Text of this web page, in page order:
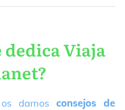
dedica Viaja
damos consejos de